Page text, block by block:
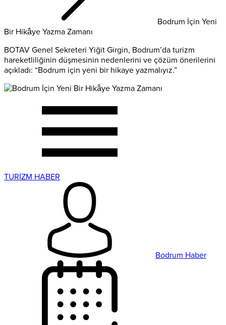
Bodrum İçin Yeni
Bir Hikâye Yazma Zamanı
BOTAV Genel Sekreteri Yiğit Girgin, Bodrum’da turizm
hareketliliğinin düşmesinin nedenlerini ve çözüm önerilerini
açıkladı: “Bodrum için yeni bir hikaye yazmalıyız.”
TURİZM HABER
Bodrum Haber